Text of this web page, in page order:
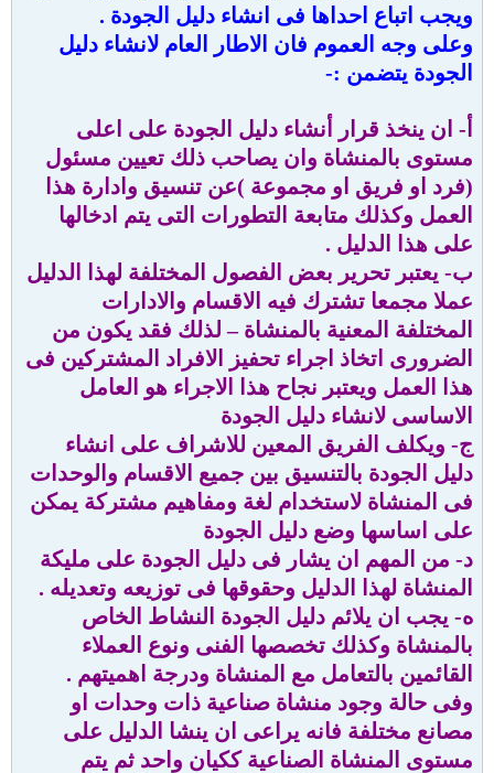
ويجب اتباع احداها فى انشاء دليل الجودة .
وعلى وجه العموم فان الاطار العام لانشاء دليل
الجودة يتضمن :-
أ‌- ان ينخذ قرار أنشاء دليل الجودة على اعلى
مستوى بالمنشاة وان يصاحب ذلك تعيين مسئول
(فرد او فريق او مجموعة )عن تنسيق وادارة هذا
العمل وكذلك متابعة التطورات التى يتم ادخالها
على هذا الدليل .
ب‌- يعتبر تحرير بعض الفصول المختلفة لهذا الدليل
عملا مجمعا تشترك فيه الاقسام والادارات
المختلفة المعنية بالمنشاة – لذلك فقد يكون من
الضرورى اتخاذ اجراء تحفيز الافراد المشتركين فى
هذا العمل ويعتبر نجاح هذا الاجراء هو العامل
الاساسى لانشاء دليل الجودة
ج- ويكلف الفريق المعين للاشراف على انشاء
دليل الجودة بالتنسيق بين جميع الاقسام والوحدات
فى المنشاة لاستخدام لغة ومفاهيم مشتركة يمكن
على اساسها وضع دليل الجودة
د- من المهم ان يشار فى دليل الجودة على مليكة
المنشاة لهذا الدليل وحقوقها فى توزيعه وتعديله .
ه- يجب ان يلائم دليل الجودة النشاط الخاص
بالمنشاة وكذلك تخصصها الفنى ونوع العملاء
القائمين بالتعامل مع المنشاة ودرجة اهميتهم .
وفى حالة وجود منشاة صناعية ذات وحدات او
مصانع مختلفة فانه يراعى ان ينشا الدليل على
مستوى المنشاة الصناعية ككيان واحد ثم يتم